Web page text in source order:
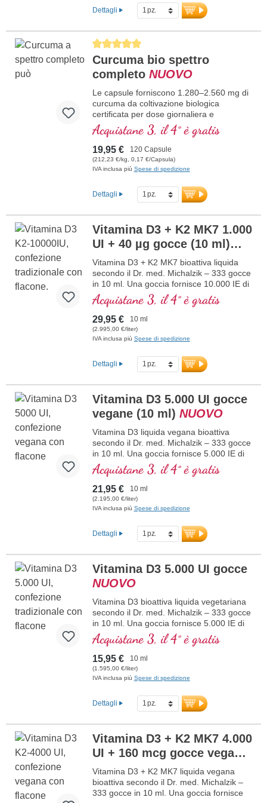
prodotto in Germania e testato in
laboratorio per la purezza.
Glutatione
Dettagli
Average rating of 5 out of 5 stars
Curcuma bio spettro
completo NUOVO
Le capsule forniscono 1.280–2.560 mg di
curcuma da coltivazione biologica
certificata per dose giornaliera e
contengono, oltre alla curcumina,
tumeroni e curcumani naturalmente
presenti. La “Radice d’oro” è apprezzata
nell’Ayurveda da oltre 5.000 anni – per il
suo effetto equilibrante sul “fuoco
(tessuto strutturale). La nostra curcuma
proviene da fonte biologica certificata, è
naturalità e la più alta qualità. Prodotto in
Germania, 100 % vegano, testato in
laboratorio e senza OGM.
maggiori informazioni sulla curcuma
Acquistane 3, il 4° è gratis
19,95 € 120 Capsule
(212,23 €/kg, 0,17 €/Capsula)
IVA inclusa più Spese di spedizione
Dettagli
Vitamina D3 + K2 MK7 1.000
UI + 40 µg gocce (10 ml)
NUOVO
Vitamina D3 + K2 MK7 bioattiva liquida
secondo il Dr. med. Michalzik – 333 gocce
in 10 ml. Una goccia fornisce 10.000 IE di
vitamina D3 e 200 μg di K2 (MK7 all-
trans). Massima qualità premium da
materia prima speciale vegetariana di alta
qualità, in combinazione ottimale con la
forma di K2 all-trans particolarmente
protettivo, coltivato senza pesticidi, per
una migliore biodisponibilità. Questa
contribuisce alla normale funzione
muscolare e alla normale funzione del
sistema immunitario. Prodotto in
Germania senza ingegneria genetica, in
produzione propria controllata attiva da 25
anni, vegetariano senza additivi e testato
in laboratorio. Sviluppato da medici.
maggiori informazioni su Vitamina
D3 + K2
Acquistane 3, il 4° è gratis
29,95 € 10 ml
(2.995,00 €/liter)
IVA inclusa più Spese di spedizione
Dettagli
Vitamina D3 5.000 UI gocce
vegane (10 ml) NUOVO
Vitamina D3 liquida vegana bioattiva
secondo il Dr. med. Michalzik – 333 gocce
in 10 ml. Una goccia fornisce 5.000 IE di
vitamina D3 vegana. Massima qualità
premium da licheni di alta qualità
controllati (non da alghe!) completamente
di origine vegetale, 100% vegana.
Disciolta in olio di cocco MCT protettivo,
biodisponibilità. Questa combinazione
ottimale supporta il mantenimento di ossa
funzione del sistema immunitario.
Prodotto in Germania senza OGM, in
anni, vegano, senza additivi e testato in
laboratorio. Sviluppato da medici.
maggiori informazioni su Vitamina
D3 + K2
Acquistane 3, il 4° è gratis
21,95 € 10 ml
(2.195,00 €/liter)
IVA inclusa più Spese di spedizione
Dettagli
Vitamina D3 5.000 UI gocce
NUOVO
Vitamina D3 bioattiva liquida vegetariana
secondo il Dr. med. Michalzik – 333 gocce
in 10 ml. Una goccia fornisce 5.000 IE di
vitamina D3. Massima qualità premium.
Disciolta in olio di cocco MCT protettivo,
coltivato senza pesticidi, per una migliore
biodisponibilità. Questa combinazione
ottimale supporta il mantenimento di ossa
funzione muscolare e alla normale
funzione del sistema immunitario.
controllata attiva da 25 anni, vegetariano,
senza additivi e testato in laboratorio.
Sviluppato da medici.
maggiori informazioni su Vitamina
D3 + K2
Acquistane 3, il 4° è gratis
15,95 € 10 ml
(1.595,00 €/liter)
IVA inclusa più Spese di spedizione
Dettagli
Vitamina D3 + K2 MK7 4.000
UI + 160 mcg gocce vegane
NUOVO
Vitamina D3 + K2 MK7 liquida vegana
bioattiva secondo il Dr. med. Michalzik –
333 gocce in 10 ml. Una goccia fornisce